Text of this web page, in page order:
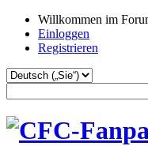
Willkommen im
Einloggen
Registrieren